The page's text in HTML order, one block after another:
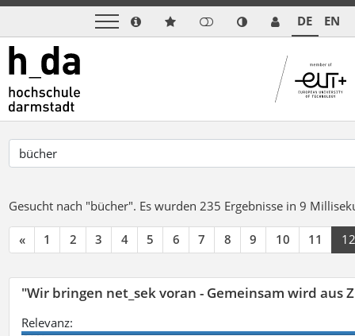
DE EN
Gesucht nach "bücher". Es wurden 235 Ergebnisse in 9
« 1 2 3 4 5 6 7 8 9 10 11 12
"Wir bringen net_sek voran - Gemeinsam wird aus
Relevanz: